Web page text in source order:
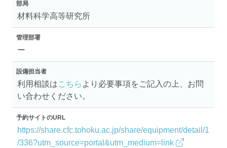
部局
材料科学高等研究所
管理部署
ー
設備担当者
利用相談はこちら より必要事項をご記入の上、お問
い合わせください。
予約サイトのURL
https://share.cfc.tohoku.ac.jp/share/equipment/detail/1
/336?utm_source=portal&utm_medium=link